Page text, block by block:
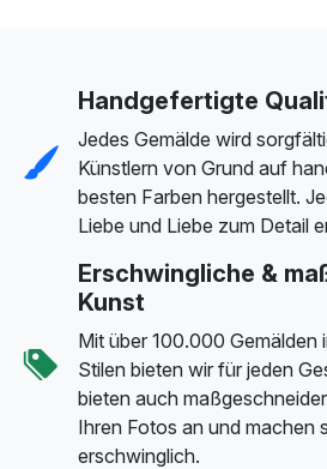
Handgefertigte
Jedes Gemälde wird
Künstlern von Grund auf
besten Farben hergestellt.
Liebe und Liebe zum Detail
Erschwingliche &
Kunst
Mit über 100.000 Gemälden
Stilen bieten wir für jeden
bieten auch
Ihren Fotos an und machen
erschwinglich.